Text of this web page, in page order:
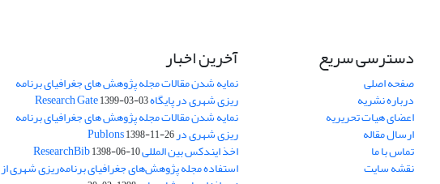
دسترسی سریع
صفحه اصلی
درباره نشریه
اعضای هیات تحریریه
ارسال مقاله
تماس با ما
نقشه سایت
آخرین اخبار
نمایه شدن مقالات مجله پژوهش های جغرافیای برنامه
ریزی شهری در پایگاه Research Gate1399-03-03
نمایه شدن مقالات مجله پژوهش های جغرافیای برنامه
ریزی شهری در Publons1398-11-26
اخذ ایندکس بین المللی ResearchBib1398-06-10
استفاده مجله پژوهش‌های جغرافیای برنامه‌ریزی شهری از